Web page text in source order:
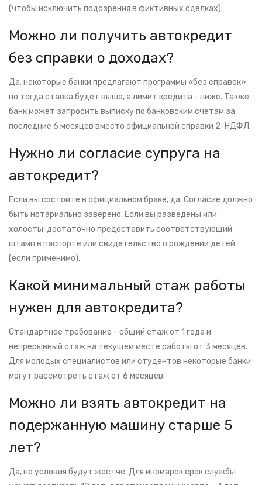
(чтобы исключить подозрения в фиктивных сделках).
Можно ли получить автокредит
без справки о доходах?
Да, некоторые банки предлагают программы «без справок»,
но тогда ставка будет выше, а лимит кредита - ниже. Также
банк может запросить выписку по банковским счетам за
последние 6 месяцев вместо официальной справки 2-НДФЛ.
Нужно ли согласие супруга на
автокредит?
Если вы состоите в официальном браке, да. Согласие должно
быть нотариально заверено. Если вы разведены или
холосты, достаточно предоставить соответствующий
штамп в паспорте или свидетельство о рождении детей
(если применимо).
Какой минимальный стаж работы
нужен для автокредита?
Стандартное требование - общий стаж от 1 года и
непрерывный стаж на текущем месте работы от 3 месяцев.
Для молодых специалистов или студентов некоторые банки
могут рассмотреть стаж от 6 месяцев.
Можно ли взять автокредит на
подержанную машину старше 5
лет?
Да, но условия будут жестче. Для иномарок срок службы